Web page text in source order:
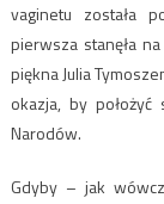
vaginetu została
pierwsza stanęła
piękna Julia
okazja, by
Narodów.
Gdyby – jak